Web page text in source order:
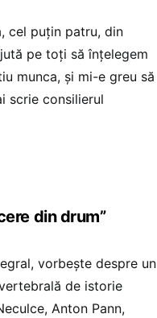
cel puțin patru, din
pe toți să înțelegem
munca, și mi-e greu să
scrie consilierul
din drum”
vorbește despre un
de istorie
Anton Pann,